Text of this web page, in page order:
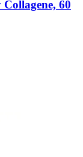
Collagene, 60